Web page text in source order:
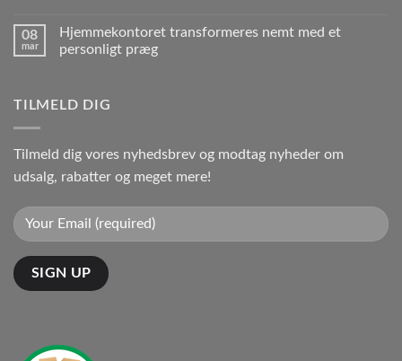
08
mar
Hjemmekontoret transformeres nemt med et
personligt præg
TILMELD DIG
Tilmeld dig vores nyhedsbrev og modtag nyheder om
udsalg, rabatter og meget mere!